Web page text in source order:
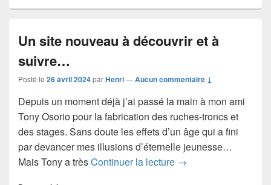
Un site nouveau à découvrir et à
suivre…
Posté le 26 avril 2024parHenri—Aucun commentaire ↓
Depuis un moment déjà j’ai passé la main à mon ami
Tony Osorio pour la fabrication des ruches-troncs et
des stages. Sans doute les effets d’un âge qui a fini
par devancer mes illusions d’éternelle jeunesse…
Mais Tony a trèsContinuer la lecture Un site nouveau à
→